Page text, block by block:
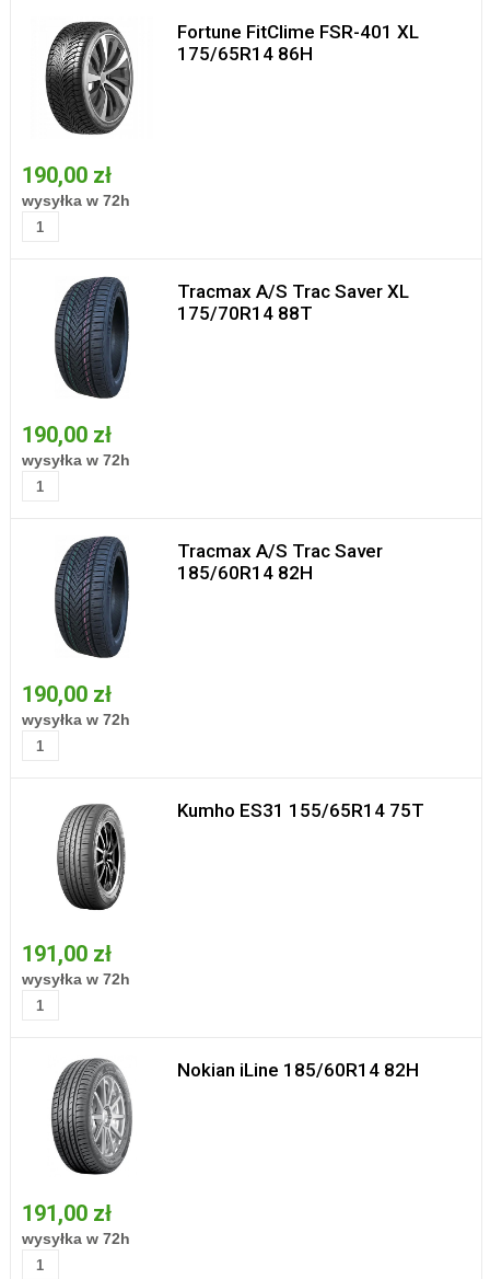
Fortune FitClime FSR-401 XL
175/65R14 86H
190,00 zł
wysyłka w 72h
Tracmax A/S Trac Saver XL
175/70R14 88T
190,00 zł
wysyłka w 72h
Tracmax A/S Trac Saver
185/60R14 82H
190,00 zł
wysyłka w 72h
Kumho ES31 155/65R14 75T
191,00 zł
wysyłka w 72h
Nokian iLine 185/60R14 82H
191,00 zł
wysyłka w 72h